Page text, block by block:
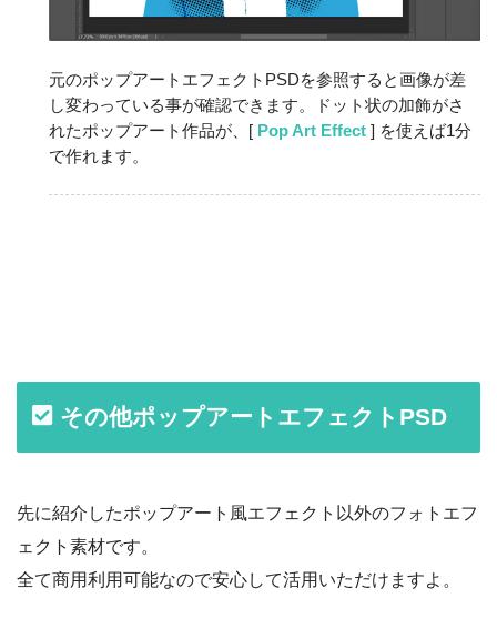
元のポップアートエフェクトPSDを参照すると画像が差
し変わっている事が確認できます。ドット状の加飾がさ
れたポップアート作品が、[ Pop Art Effect] を使えば1分
で作れます。
その他ポップアートエフェクトPSD
先に紹介したポップアート風エフェクト以外のフォトエフ
ェクト素材です。
全て商用利用可能なので安心して活用いただけますよ。